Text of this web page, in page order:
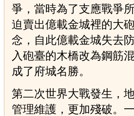
爭，當時為了支應戰爭
迫賣出億載金城裡的大
念，自此億載金城失去
入砲臺的木橋改為鋼筋
成了府城名勝。
第二次世界大戰發生，
管理維護，更加殘破。